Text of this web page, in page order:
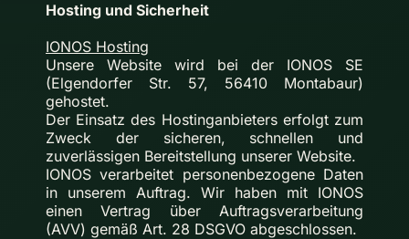
Hosting und Sicherheit
IONOS Hosting
Unsere Website wird bei der IONOS SE
(Elgendorfer Str. 57, 56410 Montabaur)
gehostet.
Der Einsatz des Hostinganbieters erfolgt zum
Zweck der sicheren, schnellen und
zuverlässigen Bereitstellung unserer Website.
IONOS verarbeitet personenbezogene Daten
in unserem Auftrag. Wir haben mit IONOS
einen Vertrag über Auftragsverarbeitung
(AVV) gemäß Art. 28 DSGVO abgeschlossen.